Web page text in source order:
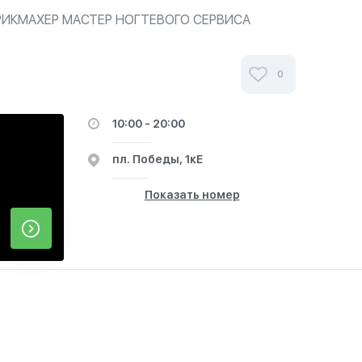
МАСТЕР НОГТЕВОГО СЕРВИСА
ПОВЯЗЫВАНИЕ ПЛАТКА ВИЗАЖИСТ
0
10:00 - 20:00
пл. Победы, 1кЕ
Показать номер